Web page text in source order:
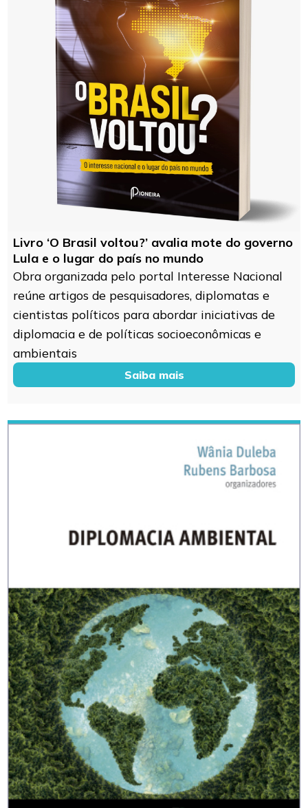
Livro ‘O Brasil voltou?’ avalia mote do governo
Lula e o lugar do país no mundo
Obra organizada pelo portal Interesse Nacional
reúne artigos de pesquisadores, diplomatas e
cientistas políticos para abordar iniciativas de
diplomacia e de políticas socioeconômicas e
ambientais
Saiba mais